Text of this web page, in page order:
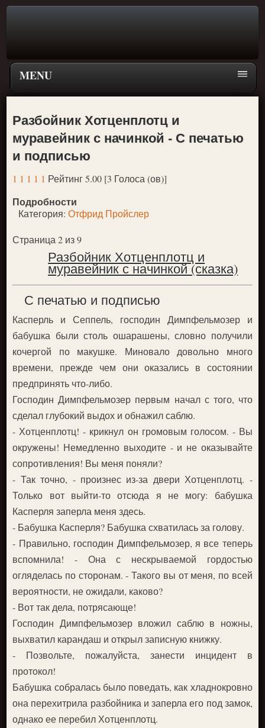
MENU
Главная страница
Поиск
ПЕРЕЙТИ К ГЛАВНОМУ МЕНЮ СКАЗОК
Разбойник Хотценплотц и
муравейник с начинкой - С печатью
и подписью
1 1 1 1 1 Рейтинг 5.00 [3 Голоса (ов)]
Подробности
Категория:Отфрид Пройслер
Страница 2 из 9
Разбойник Хотценплотц и
муравейник с начинкой (сказка)
С печатью и подписью
Касперль и Сеппель, господин Димпфельмозер и
бабушка были столь ошарашены, словно получили
кочергой по макушке. Миновало довольно много
времени, прежде чем они оказались в состоянии
предпринять что-либо.
Господин Димпфельмозер первым начал с того, что
сделал глубокий выдох и обнажил саблю.
- Хотценплотц! - крикнул он громовым голосом. - Вы
окружены! Немедленно выходите - и не оказывайте
сопротивления! Вы меня поняли?
- Так точно, - произнес из-за двери Хотценплотц. -
Только вот выйти-то отсюда я не могу: бабушка
Касперля заперла меня здесь.
- Бабушка Касперля? Бабушка схватилась за голову.
- Правильно, господин Димпфельмозер, я все теперь
вспомнила! - Она с нескрываемой гордостью
огляделась по сторонам. - Такого вы от меня, по всей
вероятности, не ожидали, каково?
- Вот так дела, потрясающе!
Господин Димпфельмозер вложил саблю в ножны,
выхватил карандаш и открыл записную книжку.
- Позвольте, пожалуйста, занести инцидент в
протокол!
Бабушка собралась было поведать, как хладнокровно
она перехитрила разбойника и заперла его под замок,
однако ее перебил Хотценплотц.